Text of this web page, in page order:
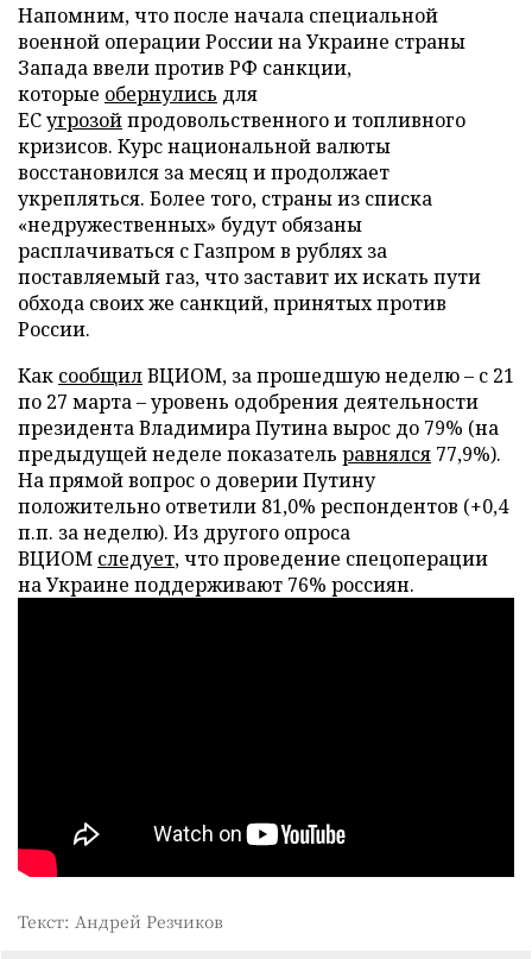
Напомним, что после начала специальной
военной операции России на Украине страны
Запада ввели против РФ санкции,
которые обернулись для
ЕСугрозойпродовольственного и топливного
кризисов. Курс национальной валюты
восстановился за месяц и продолжает
укрепляться. Более того, страны из списка
«недружественных» будут обязаны
расплачиваться с Газпром в рублях за
поставляемый газ, что заставит их искать пути
обхода своих же санкций, принятых против
России.
Как сообщилВЦИОМ, за прошедшую неделю – с 21
по 27 марта – уровень одобрения деятельности
президента Владимира Путина вырос до 79% (на
предыдущей неделе показатель равнялся 77,9%).
На прямой вопрос о доверии Путину
положительно ответили 81,0% респондентов (+0,4
п.п. за неделю). Из другого опроса
ВЦИОМ следует, что проведение спецоперации
на Украине поддерживают 76% россиян.
Текст: Андрей Резчиков